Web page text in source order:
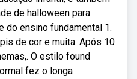
de halloween para
do ensino fundamental 1.
de cor e muita. Após 10
O estilo found
fez o longa